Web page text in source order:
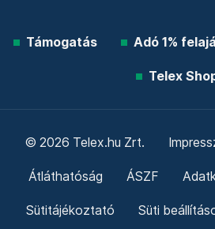
Támogatás Adó 1%
Telex
© 2026 Telex.hu Zrt.
Átláthatóság ÁSZF
Sütitájékoztató Süti